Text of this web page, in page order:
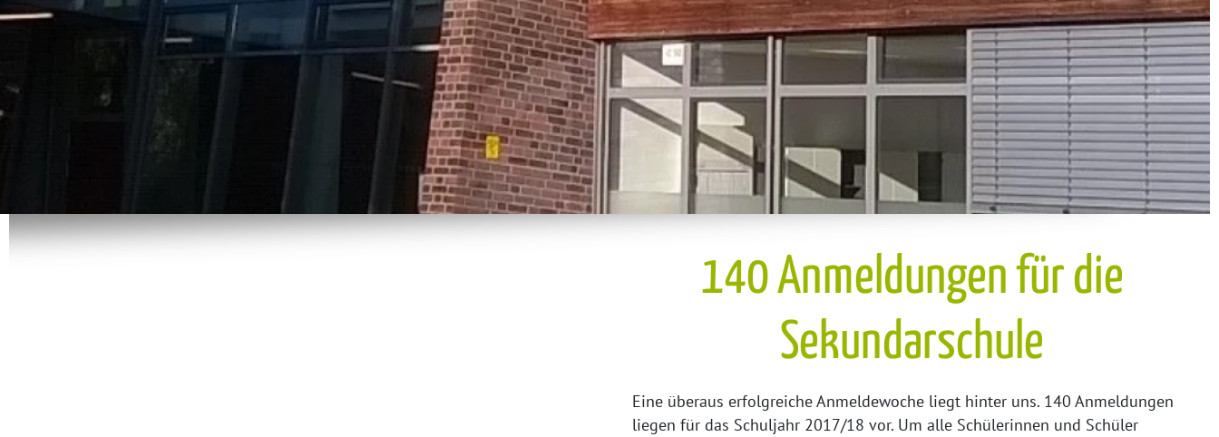
140 Anmeldungen für die
Sekundarschule
Eine überaus erfolgreiche Anmeldewoche liegt hinter uns. 140 Anmeldungen
liegen für das Schuljahr 2017/18 vor. Um alle Schülerinnen und Schüler